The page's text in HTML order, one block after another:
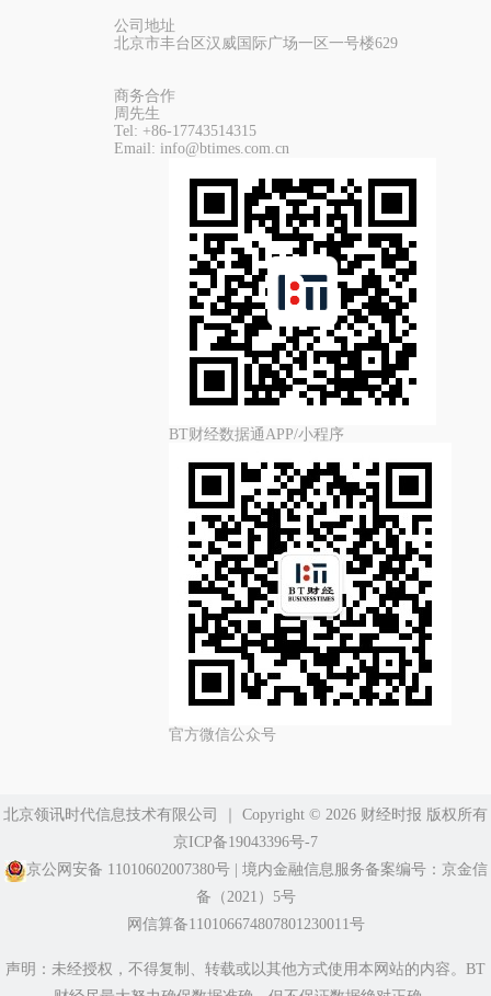
公司地址
北京市丰台区汉威国际广场一区一号楼629
商务合作
周先生
Tel: +86-17743514315
Email: info@btimes.com.cn
BT财经数据通APP/小程序
官方微信公众号
北京领讯时代信息技术有限公司
｜ Copyright ©️ 2026 财经时报 版权所有
京ICP备19043396号-7
京公网安备 11010602007380号| 境内金融信息服务备案编号：京金信
备（2021）5号
网信算备110106674807801230011号
声明：未经授权，不得复制、转载或以其他方式使用本网站的内容。BT